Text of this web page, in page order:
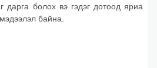
дарга болох вэ гэдэг дотоод яриа
байна.